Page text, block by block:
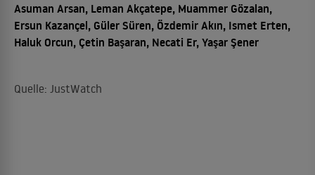
Asuman Arsan, Leman Akçatepe, Muammer Gözalan,
Ersun Kazançel, Güler Süren, Özdemir Akın, Ismet Erten,
Haluk Orcun, Çetin Başaran, Necati Er, Yaşar Şener
Quelle: JustWatch